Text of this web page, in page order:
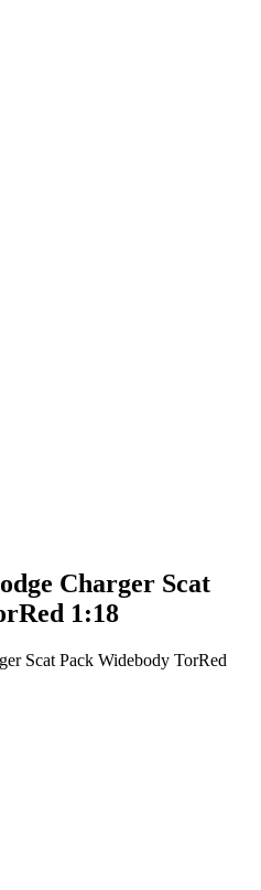
Charger Scat
1:18
Scat Pack Widebody TorRed